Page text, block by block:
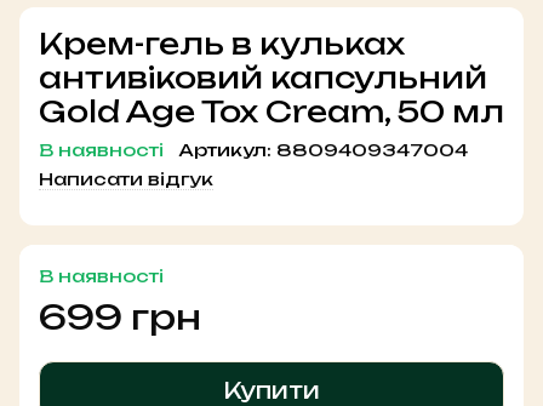
Крем-гель в кульках
антивіковий капсульний
Gold Age Tox Cream, 50 мл
В наявності Артикул: 8809409347004
Написати відгук
В наявності
699 грн
Купити